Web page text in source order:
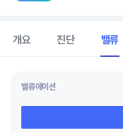
개요 진단 밸류
밸류에이션